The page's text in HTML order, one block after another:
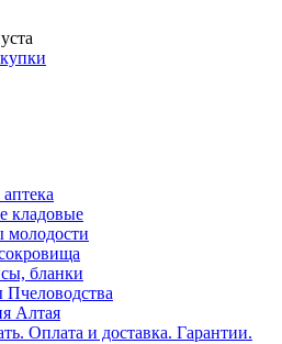
кладовые
молодости
бланки
Алтая
Оплата и доставка. Гарантии.